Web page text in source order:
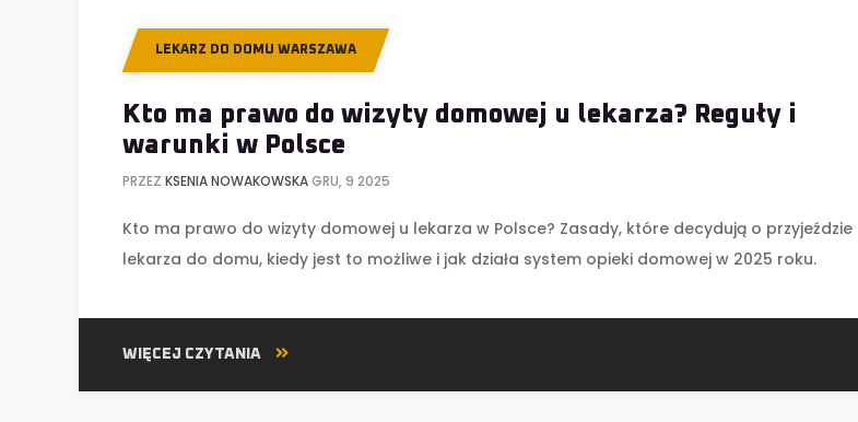
LEKARZ DO DOMU WARSZAWA
Kto ma prawo do wizyty domowej u lekarza? Reguły i
warunki w Polsce
PRZEZ KSENIA NOWAKOWSKAGRU, 9 2025
Kto ma prawo do wizyty domowej u lekarza w Polsce? Zasady, które decydują o przyjeździe
lekarza do domu, kiedy jest to możliwe i jak działa system opieki domowej w 2025 roku.
WIĘCEJ CZYTANIA